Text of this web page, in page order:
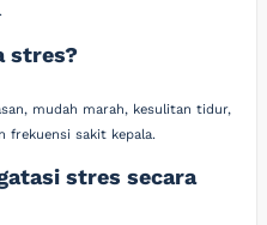
stres?
mudah marah, kesulitan tidur,
frekuensi sakit kepala.
stres secara